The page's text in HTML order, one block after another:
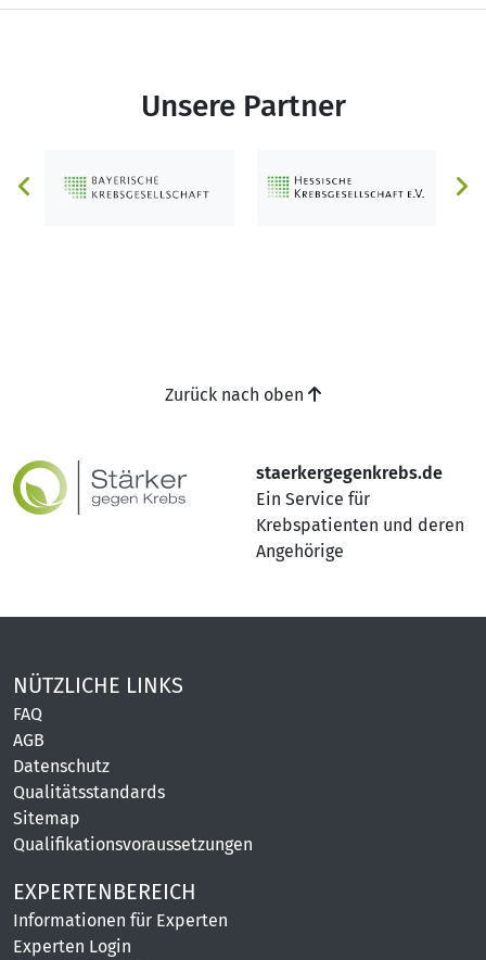
Unsere Partner
staerkergegenkrebs.de
Ein Service für
Krebspatienten und deren
Angehörige
Zurück nach oben
NÜTZLICHE LINKS
FAQ
AGB
Datenschutz
Qualitätsstandards
Sitemap
Qualifikationsvoraussetzungen
EXPERTENBEREICH
Informationen für Experten
Experten Login